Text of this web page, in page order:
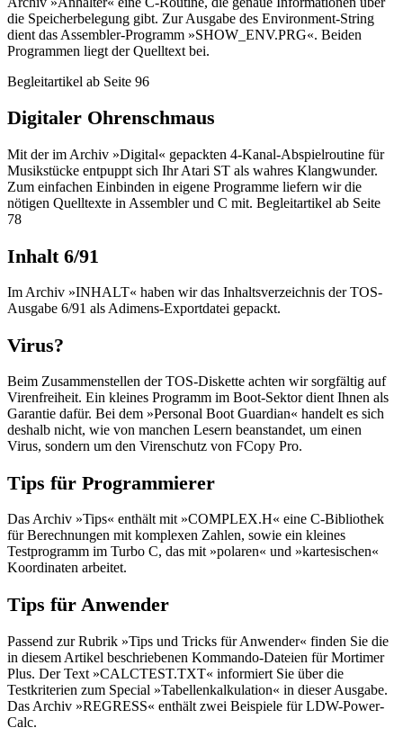
die Speicherbelegung gibt. Zur Ausgabe des Environment-String
dient das Assembler-Programm »SHOW_ENV.PRG«. Beiden
Programmen liegt der Quelltext bei.
Begleitartikel ab Seite 96
Digitaler Ohrenschmaus
Mit der im Archiv »Digital« gepackten 4-Kanal-Abspielroutine für
Musikstücke entpuppt sich Ihr Atari ST als wahres Klangwunder.
Zum einfachen Einbinden in eigene Programme liefern wir die
nötigen Quelltexte in Assembler und C mit. Begleitartikel ab Seite
78
Inhalt 6/91
Im Archiv »INHALT« haben wir das Inhaltsverzeichnis der TOS-
Ausgabe 6/91 als Adimens-Exportdatei gepackt.
Virus?
Beim Zusammenstellen der TOS-Diskette achten wir sorgfältig auf
Virenfreiheit. Ein kleines Programm im Boot-Sektor dient Ihnen als
Garantie dafür. Bei dem »Personal Boot Guardian« handelt es sich
deshalb nicht, wie von manchen Lesern beanstandet, um einen
Virus, sondern um den Virenschutz von FCopy Pro.
Tips für Programmierer
Das Archiv »Tips« enthält mit »COMPLEX.H« eine C-Bibliothek
für Berechnungen mit komplexen Zahlen, sowie ein kleines
Testprogramm im Turbo C, das mit »polaren« und »kartesischen«
Koordinaten arbeitet.
Tips für Anwender
Passend zur Rubrik »Tips und Tricks für Anwender« finden Sie die
in diesem Artikel beschriebenen Kommando-Dateien für Mortimer
Plus. Der Text »CALCTEST.TXT« informiert Sie über die
Testkriterien zum Special »Tabellenkalkulation« in dieser Ausgabe.
Das Archiv »REGRESS« enthält zwei Beispiele für LDW-Power-
Calc.